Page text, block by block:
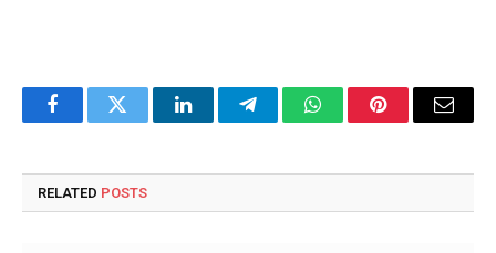
FacebookTwitter LinkedInTelegramWhatsAppPinterestEmail
RELATED POSTS